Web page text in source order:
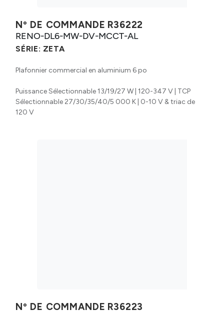
Nº DE COMMANDE R36222
RENO-DL6-MW-DV-MCCT-AL
SÉRIE: ZETA
Plafonnier commercial en aluminium 6 po
Puissance Sélectionnable 13/19/27 W | 120-347 V | TCP
Sélectionnable 27/30/35/40/5 000 K | 0-10 V & triac de
120 V
Nº DE COMMANDE R36223